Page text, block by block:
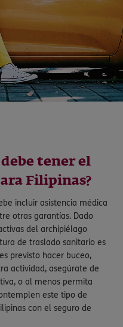
tener el
Filipinas?
incluir asistencia médica
otras garantías. Dado
del archipiélago
de traslado sanitario es
previsto hacer buceo,
actividad, asegúrate de
o al menos permita
este tipo de
con el seguro de